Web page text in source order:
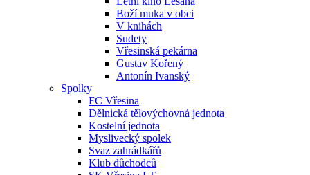
Boží muka v obci
V knihách
Sudety
Vřesinská pekárna
Gustav Kořený
Antonín Ivanský
Spolky
FC Vřesina
Dělnická tělovýchovná jednota
Kostelní jednota
Myslivecký spolek
Svaz zahrádkářů
Klub důchodců